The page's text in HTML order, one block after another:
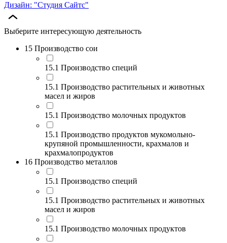
Дизайн: "Студия Сайтс"
Выберите интересующую деятельность
15 Производство сои
15.1 Производство специй
15.1 Производство растительных и животных
масел и жиров
15.1 Производство молочных продуктов
15.1 Производство продуктов мукомольно-
крупяной промышленности, крахмалов и
крахмалопродуктов
16 Производство металлов
15.1 Производство специй
15.1 Производство растительных и животных
масел и жиров
15.1 Производство молочных продуктов